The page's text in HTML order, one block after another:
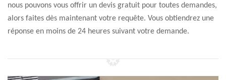
nous pouvons vous offrir un devis gratuit pour toutes demandes,
alors faites dès maintenant votre requête. Vous obtiendrez une
réponse en moins de 24 heures suivant votre demande.